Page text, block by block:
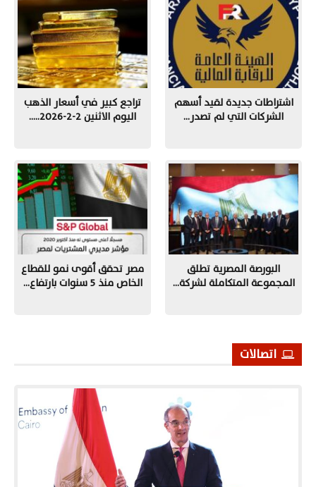
اشتراطات جديدة لقيد أسهم
الشركات التي لم تصدر…
البورصة المصرية تطلق
المجموعة المتكاملة لشركة…
تراجع كبير في أسعار الذهب
اليوم الاثنين 2-2-2026..…
مصر تحقق أقوى نمو للقطاع
الخاص منذ 5 سنوات بارتفاع…
اتصالات